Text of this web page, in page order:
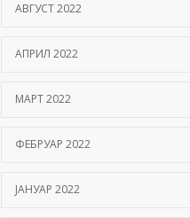
АВГУСТ 2022
АПРИЛ 2022
МАРТ 2022
ФЕБРУАР 2022
ЈАНУАР 2022